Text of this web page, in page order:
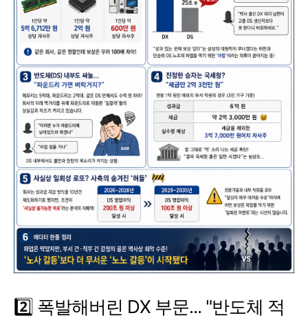
2️⃣ 폭발해버린 DX 부문... "반도체 적